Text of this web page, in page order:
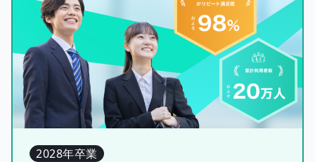
2028年卒業